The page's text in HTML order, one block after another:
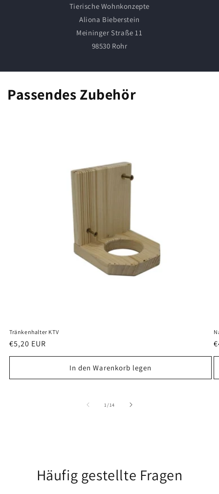
Tierische Wohnkonzepte
Aliona Bieberstein
Meininger Straße 11
98530 Rohr
Passendes Zubehör
Tränkenhalter KTV
Normaler
Preis
€5,20 EUR
In den Warenkorb legen
1/von
14
Häufig gestellte Fragen